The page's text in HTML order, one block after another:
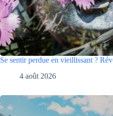
Se sentir perdue en vieillissant ?
4 août 2026